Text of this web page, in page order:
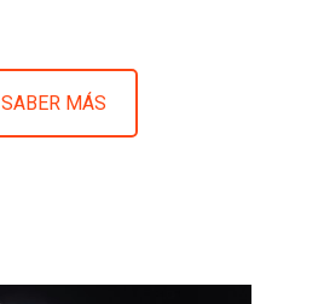
SABER MÁS